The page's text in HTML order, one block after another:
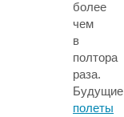
более
чем
в
полтора
раза.
Будущие
полеты